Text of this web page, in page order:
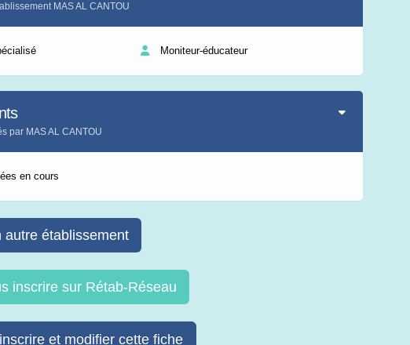
MAS AL CANTOU
Moniteur-éducateur
par MAS AL CANTOU
en cours
autre établissement
inscrire sur Rétab-Réseau
et modifier cette fiche